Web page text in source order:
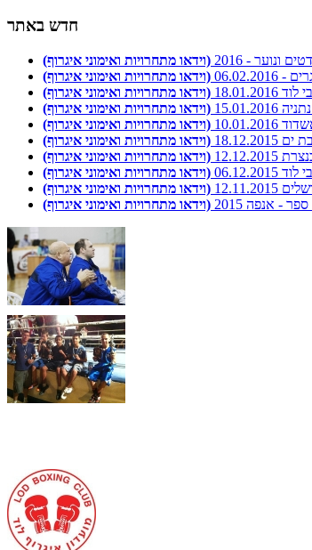
חדש באתר
ונוער - 2016
(וידאו מתחרויות ואימוני איגרוף)
(וידאו מתחרויות ואימוני איגרוף)
(וידאו מתחרויות ואימוני איגרוף)
(וידאו מתחרויות ואימוני איגרוף)
(וידאו מתחרויות ואימוני איגרוף)
(וידאו מתחרויות ואימוני איגרוף)
(וידאו מתחרויות ואימוני איגרוף)
(וידאו מתחרויות ואימוני איגרוף)
(וידאו מתחרויות ואימוני איגרוף)
- אנפה 2015
(וידאו מתחרויות ואימוני איגרוף)